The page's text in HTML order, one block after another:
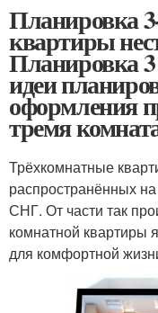
Планировка
квартиры
Планировка
идеи
оформления
тремя
Трёхкомнатные
распространённых
СНГ. От части так
комнатной квартиры
для комфортной